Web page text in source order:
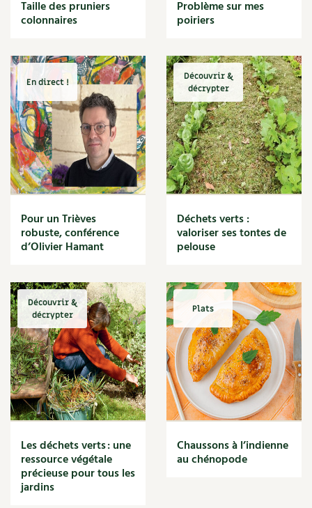
Cuisine saine
Décoration
DIY
Eau
Énergie
Enfants
Expérimentation
Fleur
Jardin bio
Légumes
Légumineuse
Maïs doux
Maison saine
Mare
Marie Chioca
Marmite
Massage
Matériaux
Maux
Méditerranéen
Menace
Mésange
Microflore
Migraine
Mode de culture
Montagne
Taille des pruniers
colonnaires
Problème sur mes
poiriers
En direct !
Pour un Trièves
robuste, conférence
d’Olivier Hamant
Découvrir &
décrypter
Déchets verts :
valoriser ses tontes de
pelouse
Découvrir &
décrypter
Les déchets verts : une
ressource végétale
précieuse pour tous les
jardins
Plats
Chaussons à l’indienne
au chénopode